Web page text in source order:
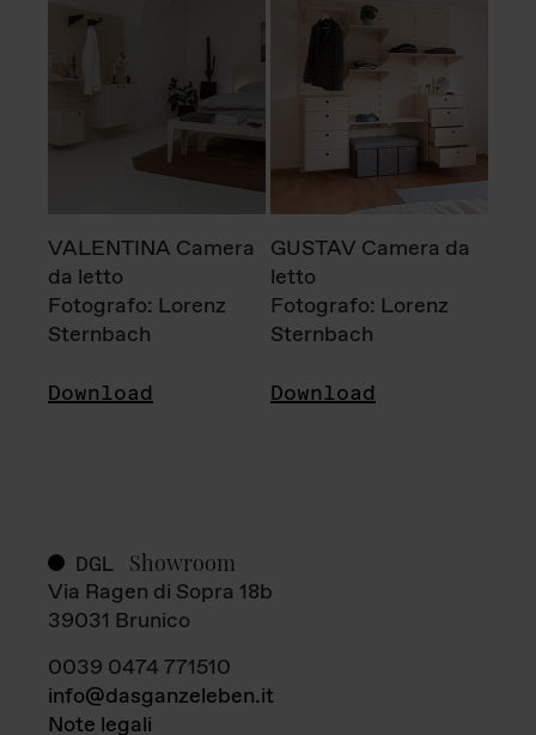
VALENTINA Camera
da letto
Fotografo: Lorenz
Sternbach
Download
GUSTAV Camera da
letto
Fotografo: Lorenz
Sternbach
Download
DGL Showroom
Via Ragen di Sopra 18b
39031 Brunico
0039 0474 771510
info@dasganzeleben.it
Note legali